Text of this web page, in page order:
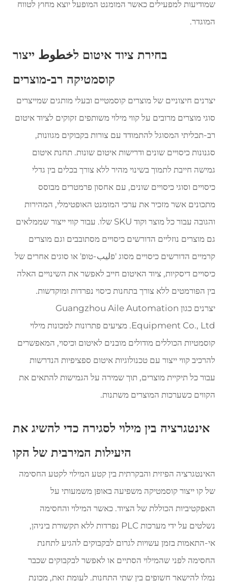
שמודיעות למפעילים כאשר המומנט המופעל יוצא מחוץ לטווח
המוגדר.
בחירת ציוד איטום לخطوط ייצור
קוסמטיקה רב-מוצרים
יצרנים חיצוניים של מוצרים קוסמטיים ובעלי מותגים שמייצרים
סוגי מוצרים מרובים על קווי מילוי משותפים זקוקים לציוד איטום
רב-תכליתי המסוגל להתמודד עם צורות בקבוקים מגוונות,
סגנונות כיסויים שונים ודרישות איטום שונות. תחנת איטום
גמישה חייבת לתמוך בשינוי מהיר ללא צורך בכלים בין גדלי
כיסויים וסוגי כיסויים שונים, עם אחסון פרמטרים מבוסס
מתכונים אשר מזכיר את ערכי המומנט האופטימלי, המהירות
והגובה עבור כל מוצר וקוד SKU שלו. עבור קווי ייצור שממלאים
גם מוצרים נוזליים הדורשים כיסויים מסתובבים וגם מוצרים
קרמיים הדורשים כיסויים מסוג 'פليب-טופ' או סוגים אחרים של
כיסויים דיסקיות, ציוד האיטום חייב לאפשר את השינויים האלה
בין הפורמטים ללא צורך בתחנות כיסוי נפרדות ומוקדשות.
יצרנים כגון Guangzhou Aile Automation
Equipment Co., Ltd. מציעים פתרונות למכונות מילוי
קוסמטיות הכוללים מודולים מובנים לאיטום וכיסוי, המאפשרים
להרכיב קווי ייצור עם טכנולוגיות איטום ספציפיות הנדרשות
עבור כל תיקיית מוצרים, תוך שמירה על הגמישות להתאים את
הקווים כשערכות המוצרים משתנות.
אינטגרציה בין מילוי לסגירה כדי להשיג את
היעילות המירבית של הקו
האינטגרציה הפיזית והבקרתית בין קטע המילוי לקטע החסימה
של קו ייצור קוסמטיקה משפיעה באופן משמעותי על
האפקטיביות הכוללת של הציוד. כאשר המילוי והחסימה
נשלטים על ידי מערכות PLC נפרדות ללא תקשורת ביניהן,
אי-התאמות בזמן עשויות לגרום לבקבוקים להגיע לתחנת
החסימה לפני שהמילוי הסתיים או לאפשר לבקבוקים שכבר
נמלו להישאר חשופים בין שתי התחנות. לעומת זאת, מכונת